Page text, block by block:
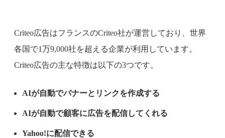
Criteo広告はフランスのCriteo社が運営しており、世界
各国で1万9,000社を超える企業が利用しています。
Criteo広告の主な特徴は以下の3つです。
AIが自動でバナーとリンクを作成する
AIが自動で顧客に広告を配信してくれる
Yahoo!に配信できる